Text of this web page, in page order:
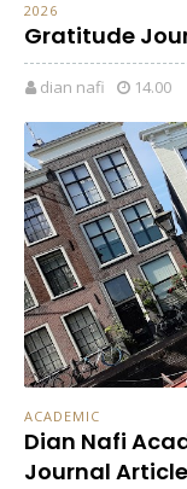
2026
Gratitude
dian nafi 14.00
ACADEMIC
Dian Nafi
Journal